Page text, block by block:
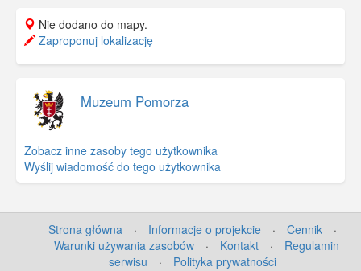
Nie dodano do mapy.
Zaproponuj lokalizację
Muzeum Pomorza
Zobacz inne zasoby tego użytkownika
Wyślij wiadomość do tego użytkownika
Strona główna · Informacje o projekcie · Cennik
·
Warunki używania zasobów
· Kontakt ·
Regulamin
serwisu
· Polityka prywatności